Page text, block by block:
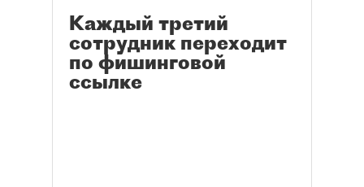
Каждый третий
сотрудник переходит
по фишинговой
ссылке